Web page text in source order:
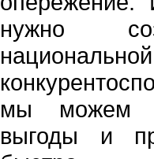
нужно
национальной
мы можем
выгоды и